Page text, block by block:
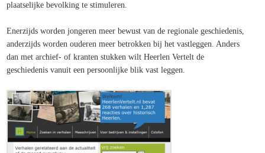
plaatselijke bevolking te stimuleren.
Enerzijds worden jongeren meer bewust van de regionale geschiedenis,
anderzijds worden ouderen meer betrokken bij het vastleggen. Anders
dan met archief- of kranten stukken wilt Heerlen Vertelt de
geschiedenis vanuit een persoonlijke blik vast leggen.